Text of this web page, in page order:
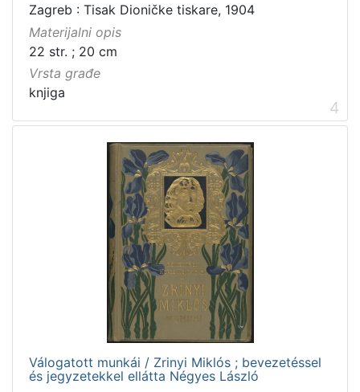
Zagreb : Tisak Dioničke tiskare, 1904
Materijalni opis
22 str. ; 20 cm
Vrsta građe
knjiga
4
Válogatott munkái / Zrinyi Miklós ; bevezetéssel
és jegyzetekkel ellátta Négyes László